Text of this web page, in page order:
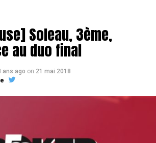
Soleau, 3ème,
au duo final
ans ago on 21 mai 2018